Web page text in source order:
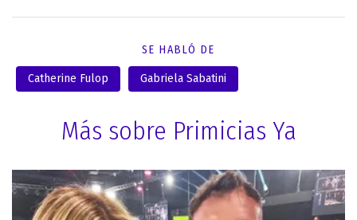
SE HABLÓ DE
Catherine Fulop Gabriela Sabatini
Más sobre Primicias Ya